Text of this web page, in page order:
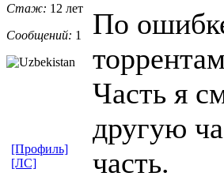
Стаж: 12 лет
Сообщений: 1
По
Часть я
другую
часть.
[Профиль]
[ЛС]